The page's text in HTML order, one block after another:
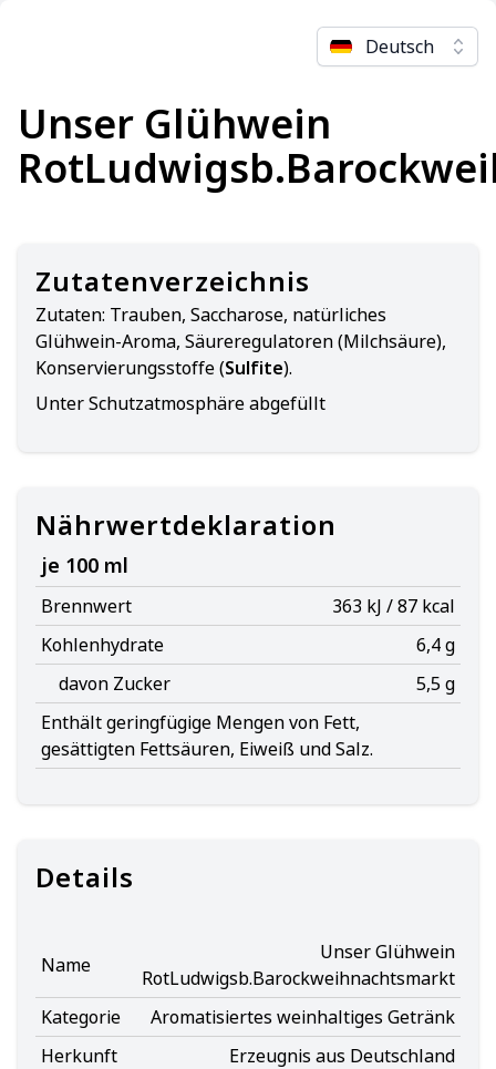
Deutsch
Unser Glühwein
Zutatenverzeichnis
Zutaten: Trauben, Saccharose, natürliches
Glühwein-Aroma, Säureregulatoren (Milchsäure),
Konservierungsstoffe (Sulfite).
Unter Schutzatmosphäre abgefüllt
Nährwertdeklaration
je 100 ml
Brennwert
363 kJ / 87 kcal
Kohlenhydrate
6,4 g
davon Zucker
5,5 g
Enthält geringfügige Mengen von Fett,
gesättigten Fettsäuren, Eiweiß und Salz.
Details
Name
Unser Glühwein
RotLudwigsb.Barockweihnachtsmarkt
Kategorie
Aromatisiertes weinhaltiges Getränk
Herkunft
Erzeugnis aus Deutschland